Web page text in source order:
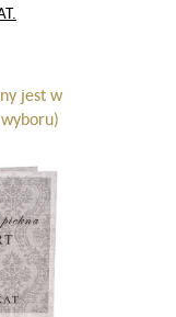
jest w